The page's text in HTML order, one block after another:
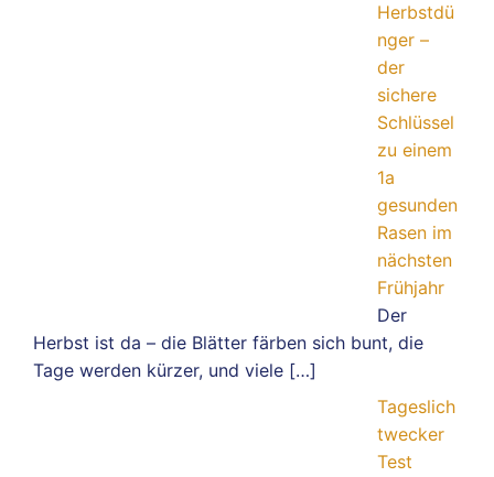
Herbstdü
nger –
der
sichere
Schlüssel
zu einem
1a
gesunden
Rasen im
nächsten
Frühjahr
Der
Herbst ist da – die Blätter färben sich bunt, die
Tage werden kürzer, und viele […]
Tageslich
twecker
Test